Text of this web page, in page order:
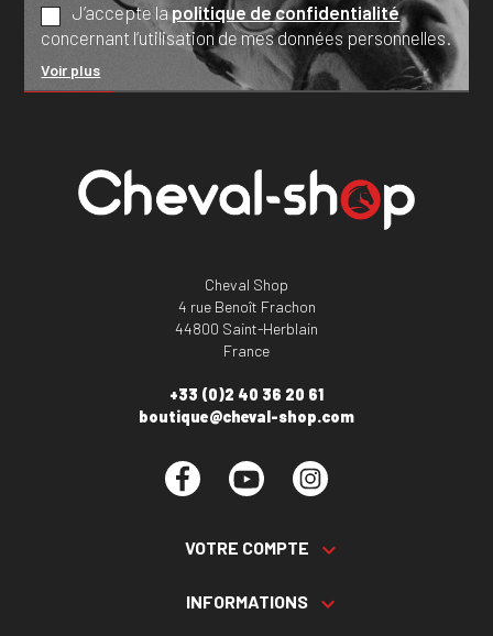
J’accepte lapolitique de confidentialité
concernant l’utilisation de mes données personnelles.
Voir plus
Cheval Shop
4 rue Benoît Frachon
44800 Saint-Herblain
France
+33 (0)2 40 36 20 61
boutique@cheval-shop.com
Facebook YouTube
VOTRE COMPTE 
INFORMATIONS 